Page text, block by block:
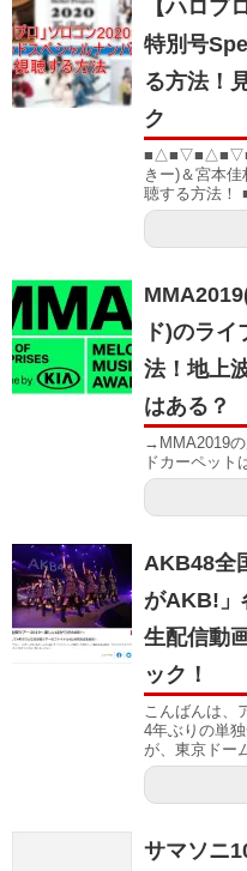
【ハロプ
特別号
る方法！
ク
きー)＆宮本
聴する方法！
ド)のラ
法！地上
はある？
→MMA2019
ドカーペット
AKB48全
がAKB!」
生配信動
ック！
こんばんは、
4年ぶりの単
が、東京ドー
サマソニ